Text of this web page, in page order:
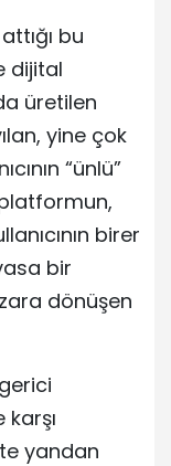
bu
dijital
üretilen
yine çok
“ünlü”
birer
bir
dönüşen
yandan